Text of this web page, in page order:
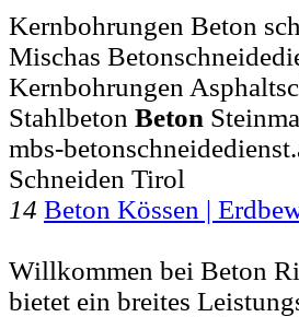
Kernbohrungen Beton
Mischas
Kernbohrungen
Stahlbeton Beton
mbs-
Schneiden Tirol
14 Beton Kössen |
Willkommen bei Beton
bietet ein breites